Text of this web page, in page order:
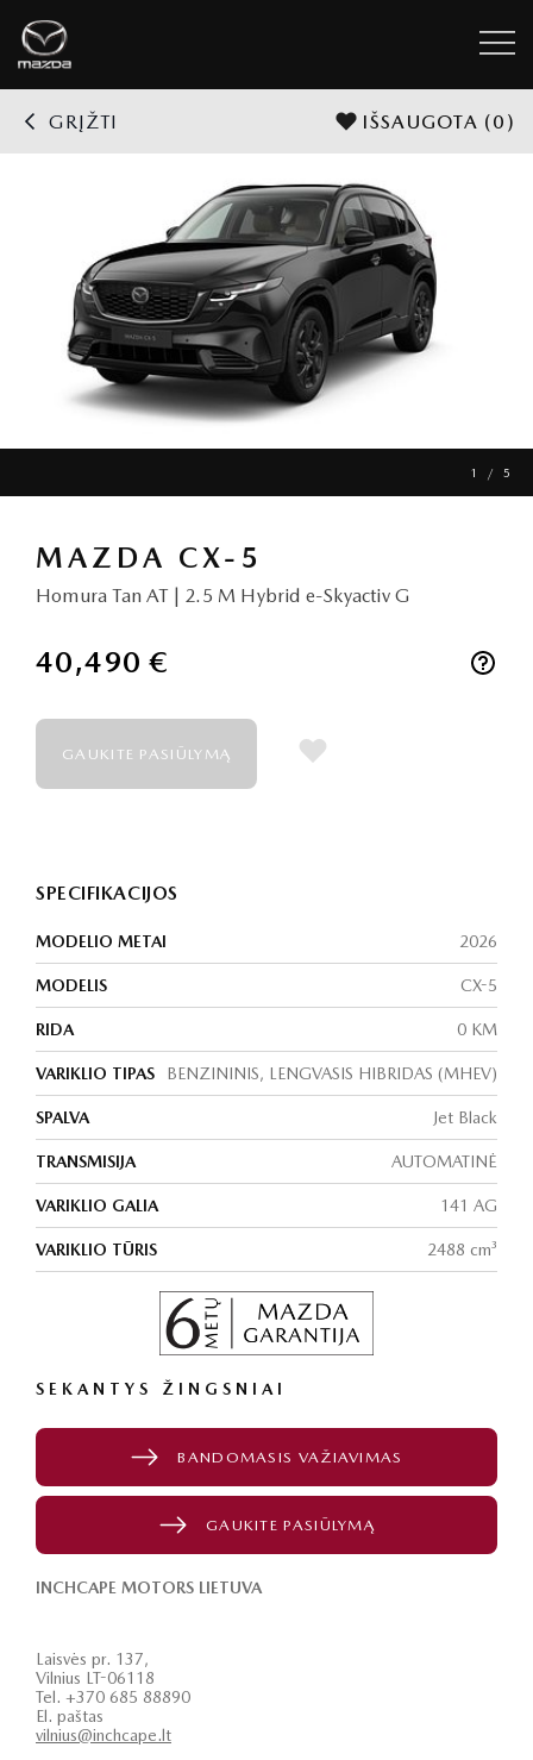
GRĮŽTI IŠSAUGOTA (0)
MAZDA CX-5
Homura Tan AT | 2.5 M Hybrid e-Skyactiv G
40,490 €
GAUKITE PASIŪLYMĄ
1 / 5
SPECIFIKACIJOS
MODELIO METAI 2026
MODELIS CX-5
RIDA 0 KM
VARIKLIO TIPAS BENZININIS, LENGVASIS HIBRIDAS (MHEV)
SPALVA Jet Black
TRANSMISIJA AUTOMATINĖ
VARIKLIO GALIA 141 AG
VARIKLIO TŪRIS 2488 cm³
SEKANTYS ŽINGSNIAI
BANDOMASIS VAŽIAVIMAS
GAUKITE PASIŪLYMĄ
INCHCAPE MOTORS LIETUVA
Laisvės pr. 137,
Vilnius LT-06118
Tel. +370 685 88890
El. paštas
vilnius@inchcape.lt